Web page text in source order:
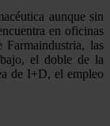
aunque sin
en oficinas
Farmaindustria, las
el doble de la
de I+D, el empleo